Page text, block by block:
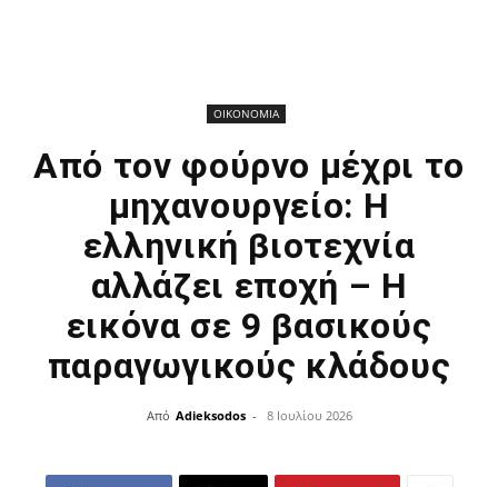
ΟΙΚΟΝΟΜΙΑ
Από τον φούρνο μέχρι το
μηχανουργείο: Η
ελληνική βιοτεχνία
αλλάζει εποχή – Η
εικόνα σε 9 βασικούς
παραγωγικούς κλάδους
Από Adieksodos - 8 Ιουλίου 2026